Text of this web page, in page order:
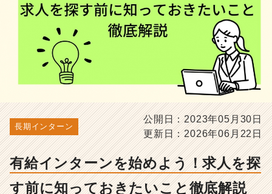
知
っ
て
い
説
-
選
長期インターン
公開日：2023年05月30日
更新日：2026年06月22日
有給インターンを始めよう！求人を探
す前に知っておきたいこと徹底解説